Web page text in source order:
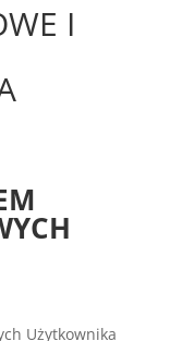
I
Użytkownika